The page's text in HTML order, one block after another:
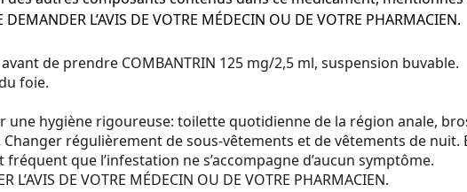
DEMANDER L’AVIS DE VOTRE MÉDECIN OU DE VOTRE PHARMACIEN.
de prendre COMBANTRIN 125 mg/2,5 ml, suspension buvable.
foie.
une hygiène rigoureuse: toilette quotidienne de la région anale,
Changer régulièrement de sous-vêtements et de vêtements de
que l’infestation ne s’accompagne d’aucun symptôme.
L’AVIS DE VOTRE MÉDECIN OU DE VOTRE PHARMACIEN.